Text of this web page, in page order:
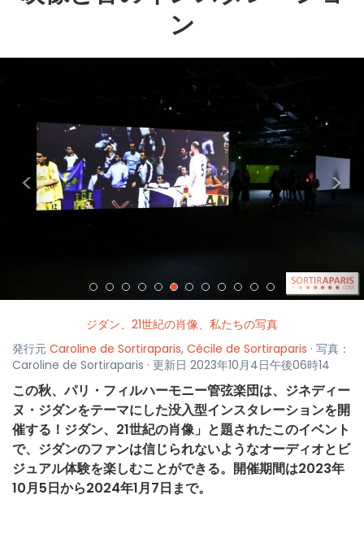
ン
< >
ジダン、21世紀の肖像、私たちの写真
発行元 Caroline de Sortiraparis, Cécile de Sortiraparis · 写真：
Caroline de Sortiraparis · 更新日 2023年10月4日午後06時14
この秋、パリ・フィルハーモニー管弦楽団は、ジネディー
ヌ・ジダンをテーマにした没入型インスタレーションを開
催する！ジダン、21世紀の肖像」と題されたこのイベント
で、ジダンのファンは信じられないようなオーディオとビ
ジュアル体験を楽しむことができる。開催期間は2023年
10月5日から2024年1月7日まで。